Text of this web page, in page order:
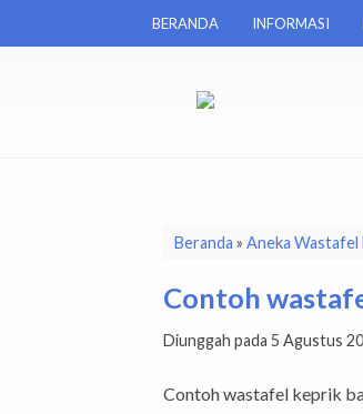
BERANDA INFORMASI
Beranda » Aneka Wastafel
Contoh
Diunggah pada 5 Agustus
Contoh wastafel keprik